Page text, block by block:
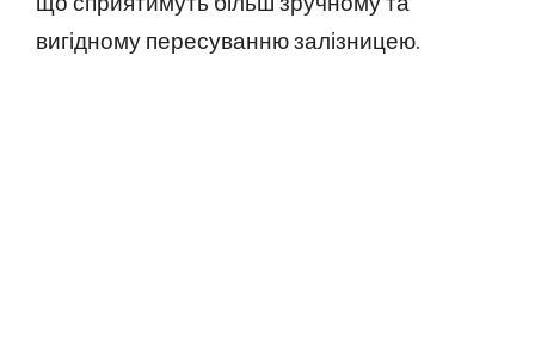
вигідному пересуванню залізницею.